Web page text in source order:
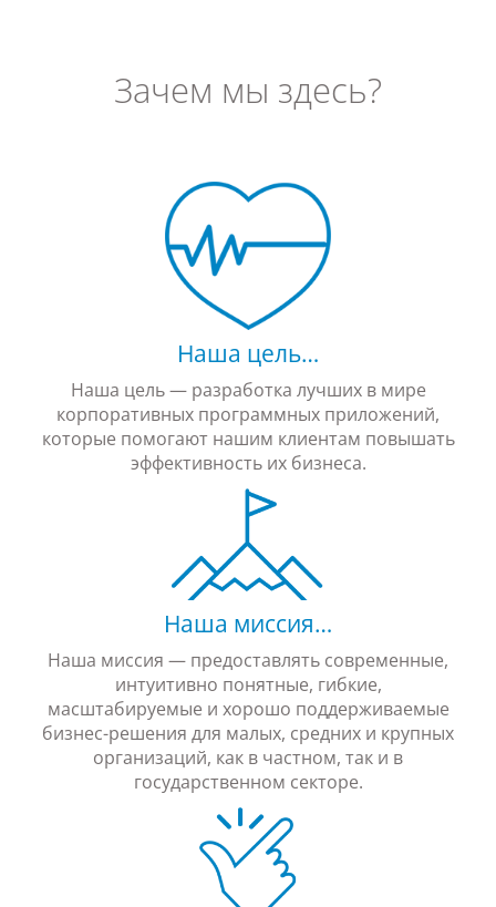
Зачем мы здесь?
Наша цель…
Наша цель — разработка лучших в мире
корпоративных программных приложений,
которые помогают нашим клиентам повышать
эффективность их бизнеса.
Наша миссия…
Наша миссия — предоставлять современные,
интуитивно понятные, гибкие,
масштабируемые и хорошо поддерживаемые
бизнес-решения для малых, средних и крупных
организаций, как в частном, так и в
государственном секторе.